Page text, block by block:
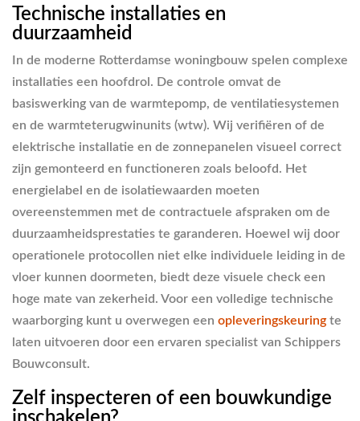
Technische installaties en
duurzaamheid
In de moderne Rotterdamse woningbouw spelen complexe
installaties een hoofdrol. De controle omvat de
basiswerking van de warmtepomp, de ventilatiesystemen
en de warmteterugwinunits (wtw). Wij verifiëren of de
elektrische installatie en de zonnepanelen visueel correct
zijn gemonteerd en functioneren zoals beloofd. Het
energielabel en de isolatiewaarden moeten
overeenstemmen met de contractuele afspraken om de
duurzaamheidsprestaties te garanderen. Hoewel wij door
operationele protocollen niet elke individuele leiding in de
vloer kunnen doormeten, biedt deze visuele check een
hoge mate van zekerheid. Voor een volledige technische
waarborging kunt u overwegen een opleveringskeuring te
laten uitvoeren door een ervaren specialist van Schippers
Bouwconsult.
Zelf inspecteren of een bouwkundige